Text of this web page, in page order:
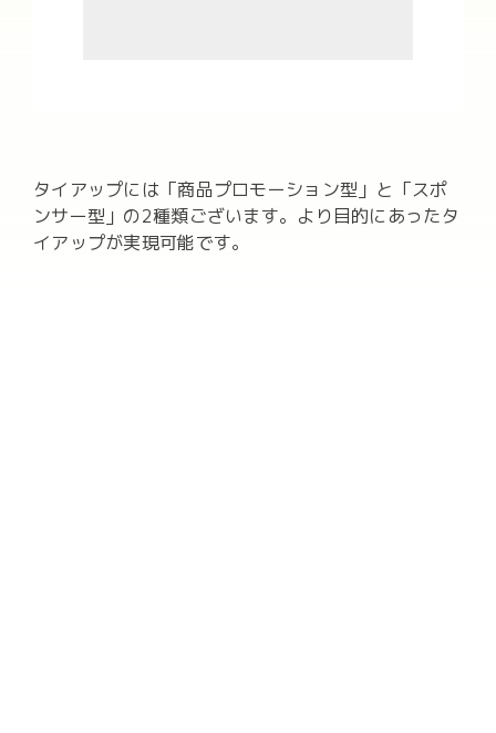
タイアップには「商品プロモーション型」と「スポ
ンサー型」の2種類ございます。より目的にあったタ
イアップが実現可能です。